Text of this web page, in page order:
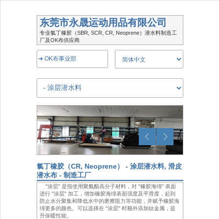
东莞市永晟运动用品有限公司
专业氯丁橡胶（SBR, SCR, CR, Neoprene）潜水料制造工
厂及OK布供应商
➜ OK布事业部
氯丁橡胶（CR, Neoprene） - 涂层潜水料, 滑皮
潜水布 - 制造工厂
"涂层" 是指使用聚氨酯高分子材料，对 "橡胶海绵" 表面
进行 "涂层" 加工，增加橡胶海绵表面强度及平滑度，起到
防止水分聚集和降低水中的磨擦阻力等功能，并赋予橡胶海
绵更多的颜色。可以选择在 "涂层" 时额外添加钛金属，提
升保暖性能。